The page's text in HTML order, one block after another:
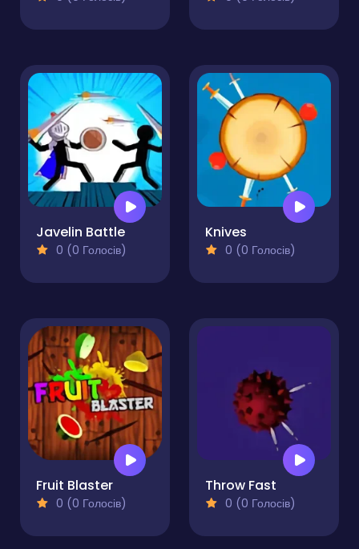
Javelin Battle
0 (0 Голосів)
Knives
0 (0 Голосів)
Fruit Blaster
0 (0 Голосів)
Throw Fast
0 (0 Голосів)